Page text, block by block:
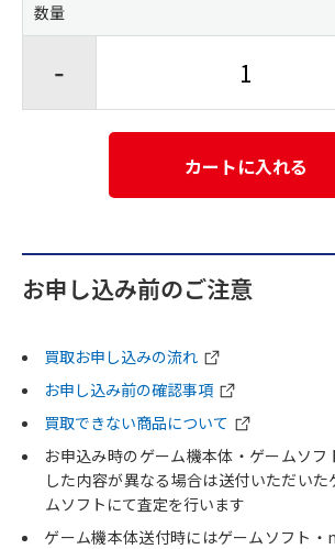
数量
-
カートに入れる
お申し込み前のご注意
買取お申し込みの流れ
お申し込み前の確認事項
買取できない商品について
お申込み時のゲーム機本体・ゲームソフ
した内容が異なる場合は送付いただい
ムソフトにて査定を行います
ゲーム機本体送付時にはゲームソフト